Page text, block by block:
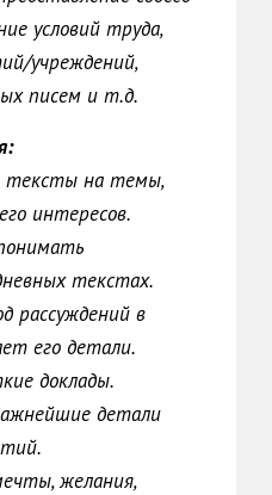
условий труда,
учреждений,
писем и т.д.
тексты на темы,
интересов.
текстах.
рассуждений в
его детали.
доклады.
детали
желания,